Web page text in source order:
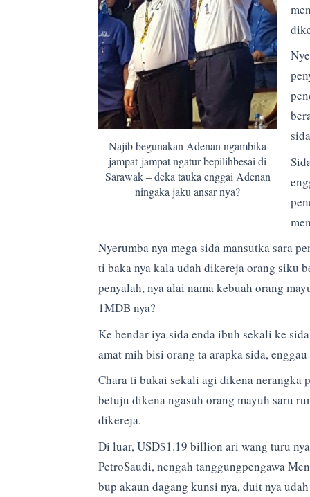
Najib begunakan Adenan ngambika
jampat-jampat ngatur bepilihbesai di
Sarawak – deka tauka enggai Adenan
ningaka jaku ansar nya?
Nyerumba nya mega sida mansutka sara
ti baka nya kala udah dikereja orang siku
penyalah, nya alai nama kebuah orang
1MDB nya?
Ke bendar iya sida enda ibuh sekali ke
amat mih bisi orang ta arapka sida,
Chara ti bukai sekali agi dikena nerangka
betuju dikena ngasuh orang mayuh saru
dikereja.
Di luar, USD$1.19 billion ari wang turu
PetroSaudi, nengah tanggungpengawa
bup akaun dagang kunsi nya, duit nya